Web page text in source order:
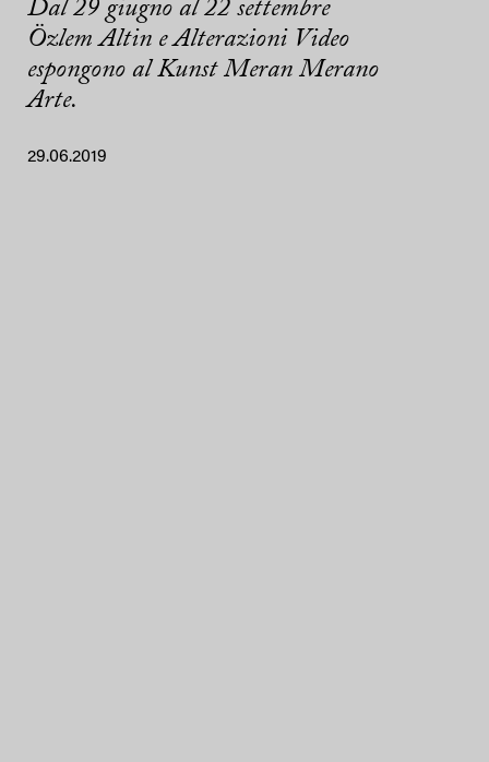
Dal 29 giugno al 22 settembre
Özlem Altin e Alterazioni Video
espongono al Kunst Meran Merano
Arte.
29.06.2019